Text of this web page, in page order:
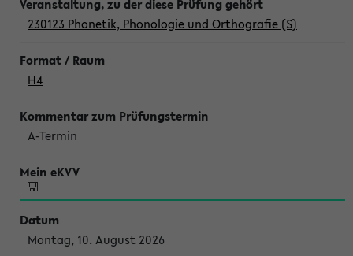
230123 Phonetik, Phonologie und Orthografie (S)
H4
A-Termin
Montag, 10. August 2026